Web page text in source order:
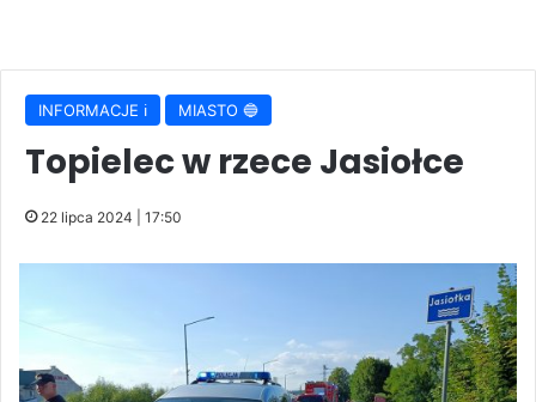
INFORMACJE ℹ️ MIASTO 🔵
Topielec w rzece Jasiołce
22 lipca 2024 | 17:50